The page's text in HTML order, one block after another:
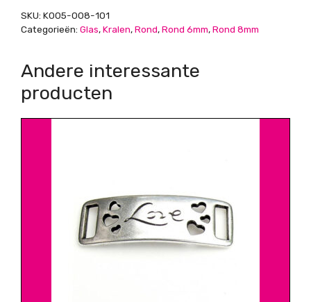
SKU: K005-008-101
Categorieën: Glas,Kralen,Rond,Rond 6mm,Rond 8mm
Andere interessante
producten